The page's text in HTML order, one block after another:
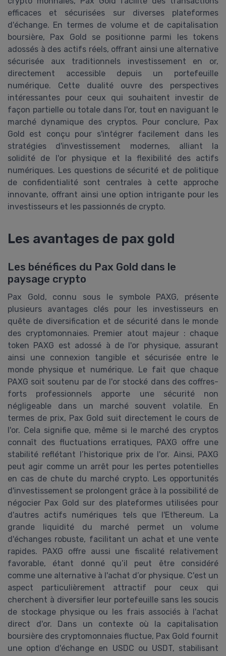
efficaces et sécurisées sur diverses plateformes
d'échange. En termes de volume et de capitalisation
boursière, Pax Gold se positionne parmi les tokens
adossés à des actifs réels, offrant ainsi une alternative
sécurisée aux traditionnels investissement en or,
directement accessible depuis un portefeuille
numérique. Cette dualité ouvre des perspectives
intéressantes pour ceux qui souhaitent investir de
façon partielle ou totale dans l'or, tout en naviguant le
marché dynamique des cryptos. Pour conclure, Pax
Gold est conçu pour s'intégrer facilement dans les
stratégies d'investissement modernes, alliant la
solidité de l'or physique et la flexibilité des actifs
numériques. Les questions de sécurité et de politique
de confidentialité sont centrales à cette approche
innovante, offrant ainsi une option intrigante pour les
investisseurs et les passionnés de crypto.
Les avantages de pax gold
Les bénéfices du Pax Gold dans le
paysage crypto
Pax Gold, connu sous le symbole PAXG, présente
plusieurs avantages clés pour les investisseurs en
quête de diversification et de sécurité dans le monde
des cryptomonnaies. Premier atout majeur : chaque
token PAXG est adossé à de l'or physique, assurant
ainsi une connexion tangible et sécurisée entre le
monde physique et numérique. Le fait que chaque
PAXG soit soutenu par de l'or stocké dans des coffres-
forts professionnels apporte une sécurité non
négligeable dans un marché souvent volatile. En
termes de prix, Pax Gold suit directement le cours de
l'or. Cela signifie que, même si le marché des cryptos
connaît des fluctuations erratiques, PAXG offre une
stabilité reflétant l’historique prix de l'or. Ainsi, PAXG
peut agir comme un arrêt pour les pertes potentielles
en cas de chute du marché crypto. Les opportunités
d'investissement se prolongent grâce à la possibilité de
négocier Pax Gold sur des plateformes utilisées pour
d'autres actifs numériques tels que l'Ethereum. La
grande liquidité du marché permet un volume
d'échanges robuste, facilitant un achat et une vente
rapides. PAXG offre aussi une fiscalité relativement
favorable, étant donné qu’il peut être considéré
comme une alternative à l'achat d’or physique. C'est un
aspect particulièrement attractif pour ceux qui
cherchent à diversifier leur portefeuille sans les soucis
de stockage physique ou les frais associés à l'achat
direct d'or. Dans un contexte où la capitalisation
boursière des cryptomonnaies fluctue, Pax Gold fournit
une option d'échange en USDC ou USDT, stabilisant